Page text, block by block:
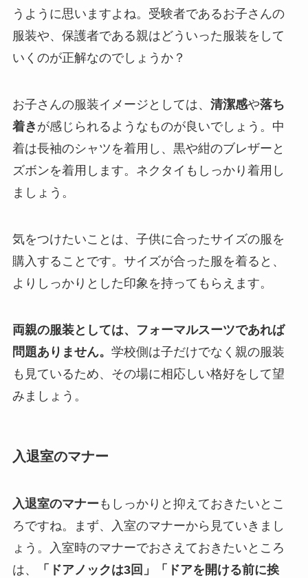
うように思いますよね。受験者であるお子さんの
服装や、保護者である親はどういった服装をして
いくのが正解なのでしょうか？
お子さんの服装イメージとしては、 清潔感や落ち
着き が感じられるようなものが良いでしょう。中
着は長袖のシャツを着用し、黒や紺のブレザーと
ズボンを着用します。ネクタイもしっかり着用し
ましょう。
気をつけたいことは、子供に合ったサイズの服を
購入することです。サイズが合った服を着ると、
よりしっかりとした印象を持ってもらえます。
両親の服装としては、フォーマルスーツであれば
問題ありません。 学校側は子だけでなく親の服装
も見ているため、その場に相応しい格好をして望
みましょう。
入退室のマナー
入退室のマナー もしっかりと抑えておきたいとこ
ろですね。まず、入室のマナーから見ていきまし
ょう。入室時のマナーでおさえておきたいところ
は、
「ドアノックは3回」「ドアを開ける前に挨